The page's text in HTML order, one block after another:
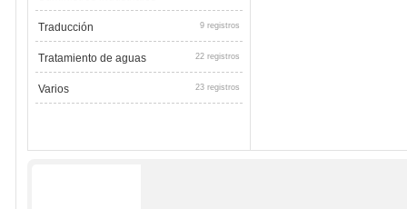
Traducción 9 registros
Tratamiento de aguas 22 registros
Varios 23 registros